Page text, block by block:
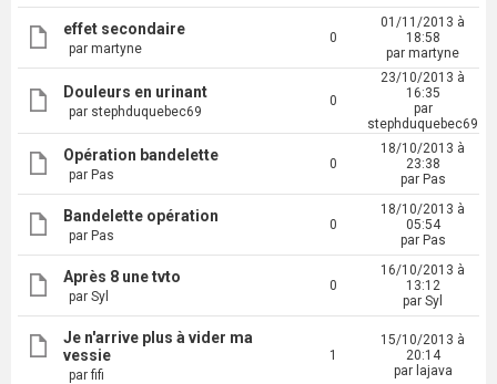
effet secondaire
par martyne
0
01/11/2013 à
18:58
par martyne
Douleurs en urinant
par stephduquebec69
0
23/10/2013 à
16:35
par
stephduquebec69
Opération bandelette
par Pas
0
18/10/2013 à
23:38
par Pas
Bandelette opération
par Pas
0
18/10/2013 à
05:54
par Pas
Après 8 une tvto
par Syl
0
16/10/2013 à
13:12
par Syl
Je n'arrive plus à vider ma
vessie
par fifi
1
15/10/2013 à
20:14
par lajava